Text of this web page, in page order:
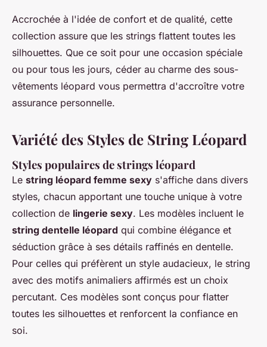
Accrochée à l'idée de confort et de qualité, cette
collection assure que les strings flattent toutes les
silhouettes. Que ce soit pour une occasion spéciale
ou pour tous les jours, céder au charme des sous-
vêtements léopard vous permettra d'accroître votre
assurance personnelle.
Variété des Styles de String Léopard
Styles populaires de strings léopard
Le string léopard femme sexy s'affiche dans divers
styles, chacun apportant une touche unique à votre
collection de lingerie sexy. Les modèles incluent le
string dentelle léopard qui combine élégance et
séduction grâce à ses détails raffinés en dentelle.
Pour celles qui préfèrent un style audacieux, le string
avec des motifs animaliers affirmés est un choix
percutant. Ces modèles sont conçus pour flatter
toutes les silhouettes et renforcent la confiance en
soi.